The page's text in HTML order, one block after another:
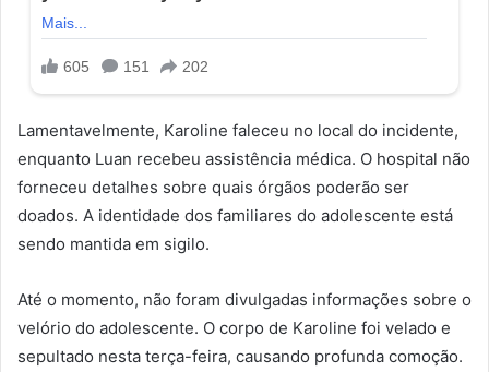
Lamentavelmente, Karoline faleceu no local do incidente,
enquanto Luan recebeu assistência médica. O hospital não
forneceu detalhes sobre quais órgãos poderão ser
doados. A identidade dos familiares do adolescente está
sendo mantida em sigilo.
Até o momento, não foram divulgadas informações sobre o
velório do adolescente. O corpo de Karoline foi velado e
sepultado nesta terça-feira, causando profunda comoção.